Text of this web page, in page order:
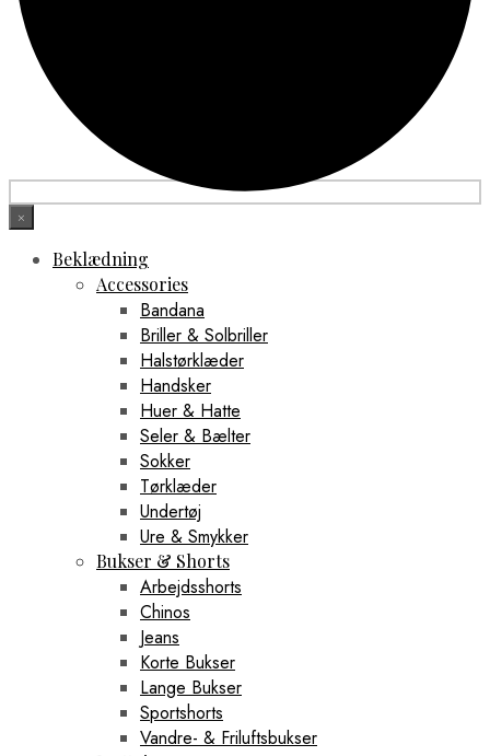
×
Beklædning
Accessories
Bandana
Briller & Solbriller
Halstørklæder
Handsker
Huer & Hatte
Seler & Bælter
Sokker
Tørklæder
Undertøj
Ure & Smykker
Bukser & Shorts
Arbejdsshorts
Chinos
Jeans
Korte Bukser
Lange Bukser
Sportshorts
Vandre- & Friluftsbukser